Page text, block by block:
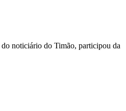
noticiário do Timão, participou da